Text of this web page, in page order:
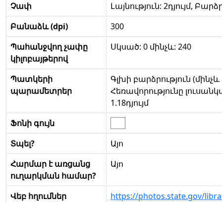
Չափ
Լայնություն: 2դյույմ,
Բանաձև (dpi)
300
Պահանջվող չափը
կիլոբայթերով
Սկսած: 0 մինչև: 240
Պատկերի
պարամետրեր
Գլխի բարձրություն
Հեռավորությունը
1.18դյույմ
Ֆոնի գույն
Տպել?
Այո
Հարմար է առցանց
ուղարկման համար?
Այո
Վեբ հղումներ https://photos.state.gov/